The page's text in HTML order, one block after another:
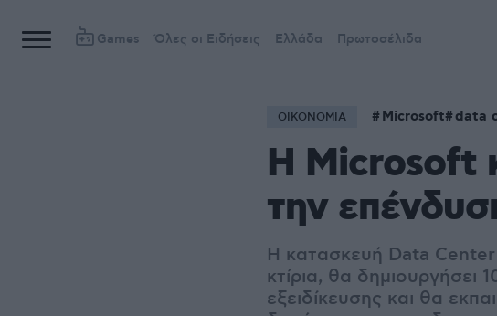
Games Όλες οι Ειδήσεις Ελλάδα Πρωτοσέλιδα
ΟΙΚΟΝΟΜΙΑ Microsoft data
Η Microsoft
την
Η κατασκευή Data Center
κτίρια, θα δημιουργήσει
εξειδίκευσης και θα